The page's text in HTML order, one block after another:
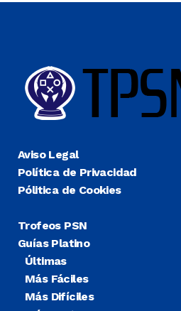
Aviso Legal
Política de Privacidad
Pólitica de Cookies
Trofeos PSN
Guías Platino
Últimas
Más Fáciles
Más Difíciles